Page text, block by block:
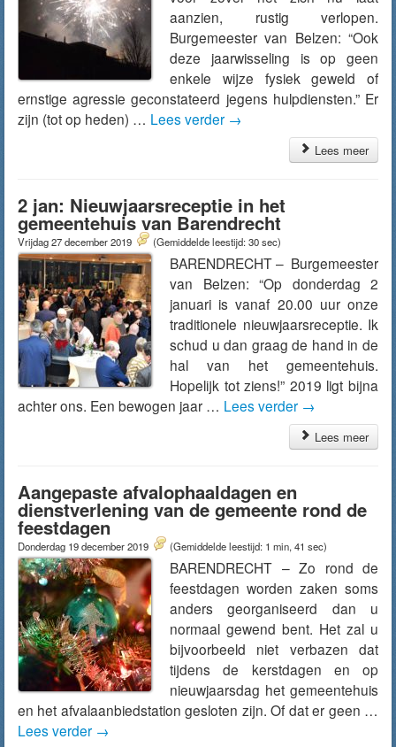
aanzien, rustig verlopen.
Burgemeester van Belzen: “Ook
deze jaarwisseling is op geen
enkele wijze fysiek geweld of
ernstige agressie geconstateerd jegens hulpdiensten.” Er
zijn (tot op heden) … Lees verder →
Lees meer
2 jan: Nieuwjaarsreceptie in het
gemeentehuis van Barendrecht
Vrijdag 27 december 2019 (Gemiddelde leestijd: 30 sec)
BARENDRECHT – Burgemeester
van Belzen: “Op donderdag 2
januari is vanaf 20.00 uur onze
traditionele nieuwjaarsreceptie. Ik
schud u dan graag de hand in de
hal van het gemeentehuis.
Hopelijk tot ziens!” 2019 ligt bijna
achter ons. Een bewogen jaar … Lees verder →
Lees meer
Aangepaste afvalophaaldagen en
dienstverlening van de gemeente rond de
feestdagen
Donderdag 19 december 2019 (Gemiddelde leestijd: 1 min, 41 sec)
BARENDRECHT – Zo rond de
feestdagen worden zaken soms
anders georganiseerd dan u
normaal gewend bent. Het zal u
bijvoorbeeld niet verbazen dat
tijdens de kerstdagen en op
nieuwjaarsdag het gemeentehuis
en het afvalaanbiedstation gesloten zijn. Of dat er geen …
Lees verder →